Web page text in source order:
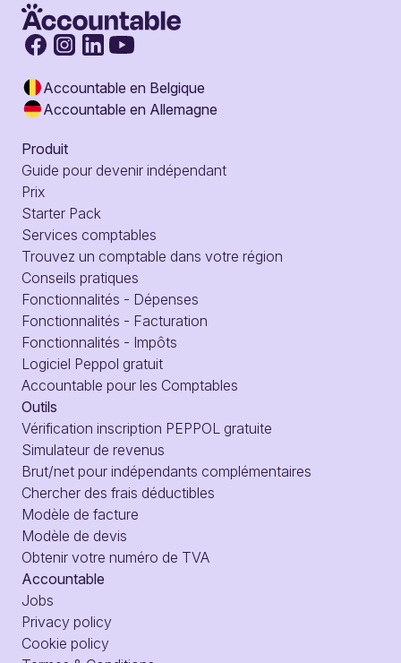
Accountable en Belgique
Accountable en Allemagne
Produit
Guide pour devenir indépendant
Prix
Starter Pack
Services comptables
Trouvez un comptable dans votre région
Conseils pratiques
Fonctionnalités - Dépenses
Fonctionnalités - Facturation
Fonctionnalités - Impôts
Logiciel Peppol gratuit
Accountable pour les Comptables
Outils
Vérification inscription PEPPOL gratuite
Simulateur de revenus
Brut/net pour indépendants complémentaires
Chercher des frais déductibles
Modèle de facture
Modèle de devis
Obtenir votre numéro de TVA
Accountable
Jobs
Privacy policy
Cookie policy